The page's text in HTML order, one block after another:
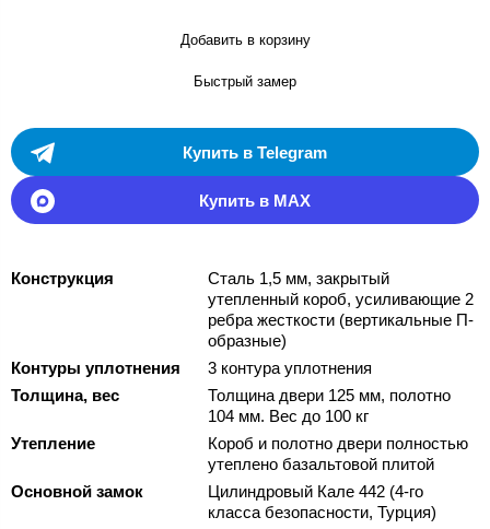
Добавить в корзину
Быстрый замер
Купить в Telegram
Купить в MAX
Конструкция
Сталь 1,5 мм, закрытый
утепленный короб, усиливающие 2
ребра жесткости (вертикальные П-
образные)
Контуры уплотнения
3 контура уплотнения
Толщина, вес
Толщина двери 125 мм, полотно
104 мм. Вес до 100 кг
Утепление
Короб и полотно двери полностью
утеплено базальтовой плитой
Основной замок
Цилиндровый Кале 442 (4-го
класса безопасности, Турция)